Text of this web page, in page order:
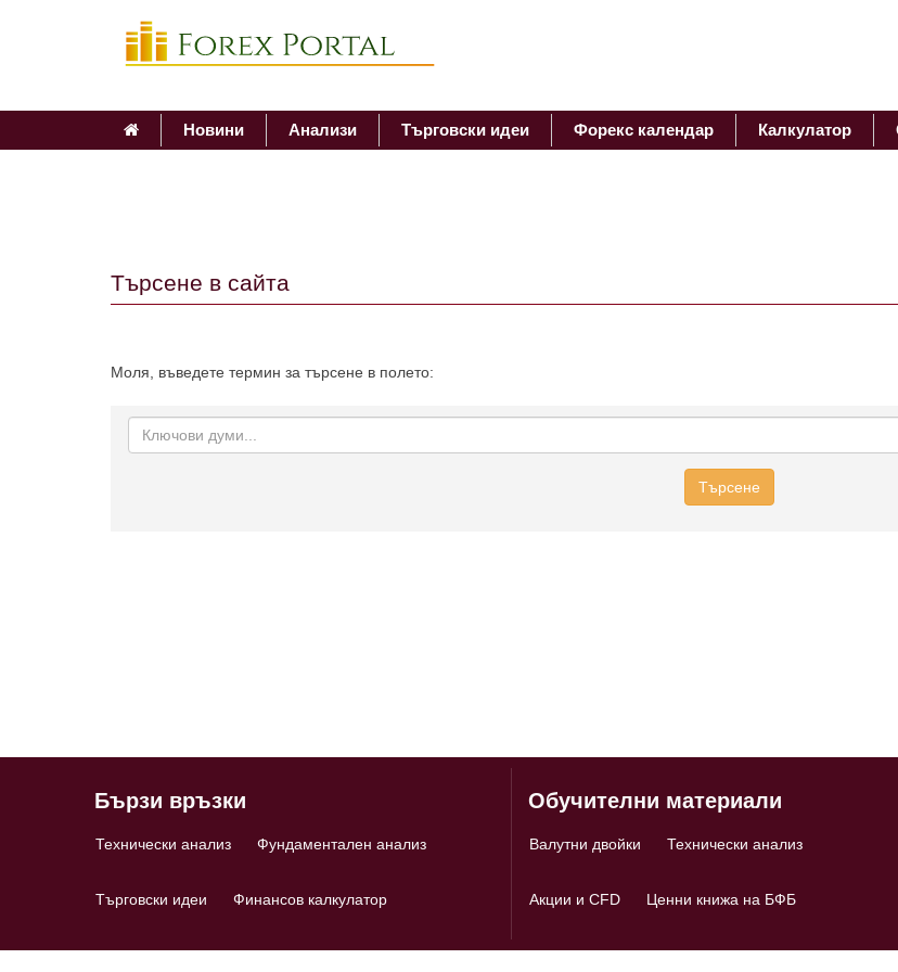
Новини Анализи Търговски идеи Форекс календар Калкулатор
Търсене в сайта
Моля, въведете термин за търсене в полето:
Бързи връзки
Технически анализ Фундаментален анализ
Търговски идеи Финансов калкулатор
Обучителни материали
Валутни двойки Технически анализ
Акции и CFD Ценни книжа на БФБ